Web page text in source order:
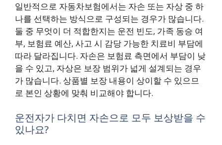
일반적으로 자동차보험에서는 자손 또는 자상 중 하
나를 선택하는 방식으로 구성되는 경우가 많습니다.
둘 중 무엇이 더 적합한지는 운전 빈도, 가족 동승 여
부, 보험료 예산, 사고 시 감당 가능한 치료비 부담에
따라 달라집니다. 자손은 보험료 측면에서 부담이 낮
을 수 있고, 자상은 보장 범위가 넓게 설계되는 경우
가 많습니다. 상품별 보장 내용이 상이할 수 있으므
로 본인 상황에 맞춰 비교해야 합니다.
운전자가 다치면 자손으로 모두 보상받을 수
있나요?